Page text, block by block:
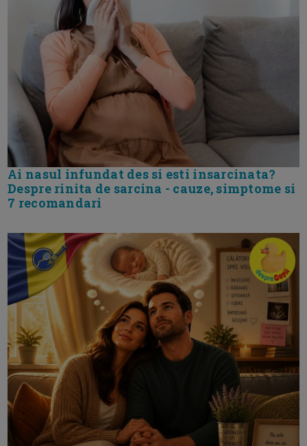
Ai nasul infundat des si esti insarcinata?
Despre rinita de sarcina - cauze, simptome si
7 recomandari